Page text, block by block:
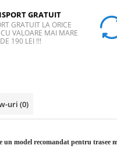
GRATUIT
GRATUIT LA ORICE
VALOARE MAI MARE
DE 190 LEI !!!
uri (0)
un model recomandat pentru trasee